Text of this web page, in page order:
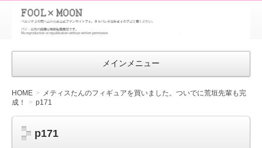
FOOL×MOON
｜ペルソナ
3 荒ハム中
メインメニュー
HOME
メティスたんのフィギュアを買いました。ついでに荒垣先輩も完
成！
p171
p171